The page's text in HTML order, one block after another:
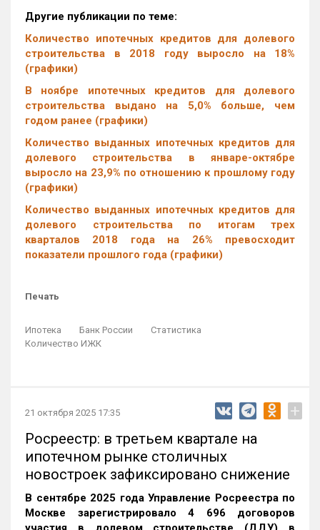
Другие публикации по теме:
Количество ипотечных кредитов для долевого
строительства в 2018 году выросло на 18%
(графики)
В ноябре ипотечных кредитов для долевого
строительства выдано на 5,0% больше, чем
годом ранее (графики)
Количество выданных ипотечных кредитов для
долевого строительства в январе-октябре
выросло на 23,9% по отношению к прошлому году
(графики)
Количество выданных ипотечных кредитов для
долевого строительства по итогам трех
кварталов 2018 года на 26% превосходит
показатели прошлого года (графики)
Печать
Ипотека Банк России
Статистика
Количество ИЖК
21 октября 2025 17:35 +
Росреестр: в третьем квартале на
ипотечном рынке столичных
новостроек зафиксировано снижение
В сентябре 2025 года Управление Росреестра по
Москве зарегистрировало 4 696 договоров